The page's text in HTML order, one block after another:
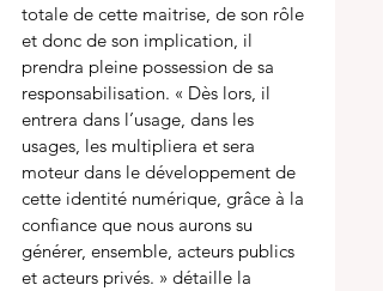
totale de cette maitrise, de son rôle
et donc de son implication, il
prendra pleine possession de sa
responsabilisation. « Dès lors, il
entrera dans l’usage, dans les
usages, les multipliera et sera
moteur dans le développement de
cette identité numérique, grâce à la
confiance que nous aurons su
générer, ensemble, acteurs publics
et acteurs privés. » détaille la